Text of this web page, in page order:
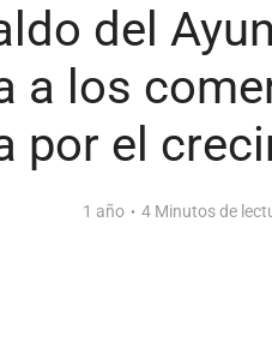
del
a los
por el
1 año 4 Minutos de